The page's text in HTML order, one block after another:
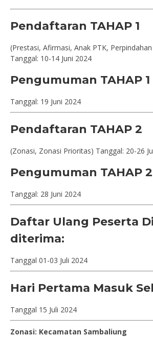
Pendaftaran TAHAP 1
(Prestasi, Afirmasi, Anak PTK,
Tanggal: 10-14 Juni 2024
Pengumuman TAHAP 1
Tanggal: 19 Juni 2024
Pendaftaran TAHAP 2
(Zonasi, Zonasi Prioritas) Tanggal: 20-26
Pengumuman TAHAP 2
Tanggal: 28 Juni 2024
Daftar Ulang Peserta
diterima:
Tanggal 01-03 Juli 2024
Hari Pertama Masuk
Tanggal 15 Juli 2024
Zonasi: Kecamatan Sambaliung